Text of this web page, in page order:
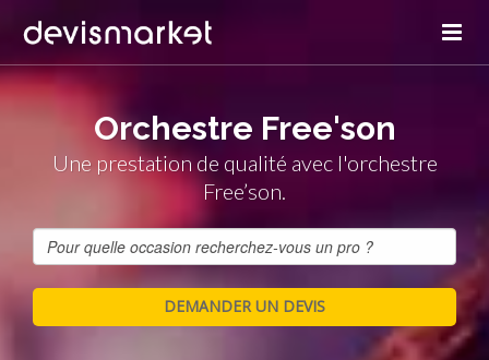
Orchestre Free'son
Une prestation de qualité avec l'orchestre
Free’son.